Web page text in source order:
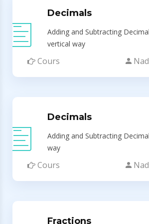
Decimals
Adding and Subtracting
vertical way
Cours
Decimals
Adding and Subtracting
way
Cours
Fractions